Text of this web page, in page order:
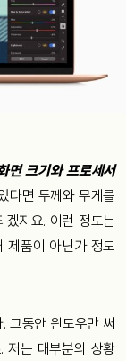
면 크기와 프로세서
다면 두께와 무게를
지요. 이런 정도는
제품이 아닌가 정도
그동안 윈도우만 써
저는 대부분의 상황